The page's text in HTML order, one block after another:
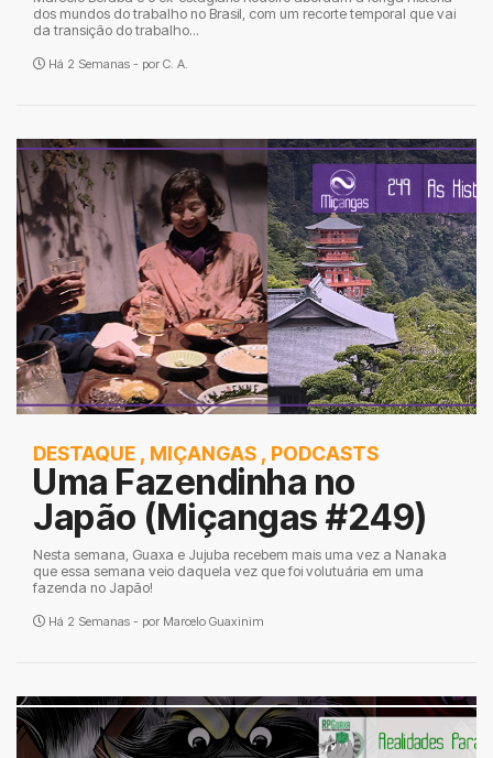
dos mundos do trabalho no Brasil, com um recorte temporal que vai
da transição do trabalho...
Há 2 Semanas - por C. A.
DESTAQUE , MIÇANGAS , PODCASTS
Uma Fazendinha no
Japão (Miçangas #249)
Nesta semana, Guaxa e Jujuba recebem mais uma vez a Nanaka
que essa semana veio daquela vez que foi volutuária em uma
fazenda no Japão!
Há 2 Semanas - por Marcelo Guaxinim